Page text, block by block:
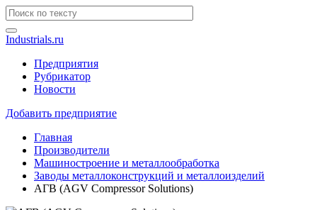
Industrials.ru
Предприятия
Рубрикатор
Новости
Добавить предприятие
Главная
Производители
Машиностроение и металлообработка
Заводы металлоконструкций и металлоизделий
АГВ (AGV Compressor Solutions)